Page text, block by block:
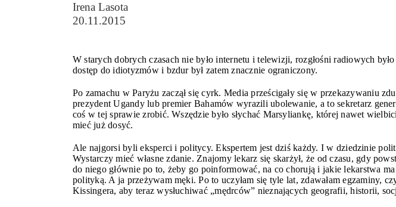
Irena Lasota
20.11.2015
W starych dobrych czasach nie było internetu i telewizji, rozgłośni radiowych
dostęp do idiotyzmów i bzdur był zatem znacznie ograniczony.
Po zamachu w Paryżu zaczął się cyrk. Media prześcigały się w przekazywaniu
prezydent Ugandy lub premier Bahamów wyrazili ubolewanie, a to sekretarz
coś w tej sprawie zrobić. Wszędzie było słychać Marsyliankę, której nawet
mieć już dosyć.
Ale najgorsi byli eksperci i politycy. Ekspertem jest dziś każdy. I w dziedzinie
Wystarczy mieć własne zdanie. Znajomy lekarz się skarżył, że od czasu, gdy
do niego głównie po to, żeby go poinformować, na co chorują i jakie lekarstwa
polityką. A ja przeżywam męki. Po to uczyłam się tyle lat, zdawałam egzaminy,
Kissingera, aby teraz wysłuchiwać „mędrców” nieznających geografii, historii,